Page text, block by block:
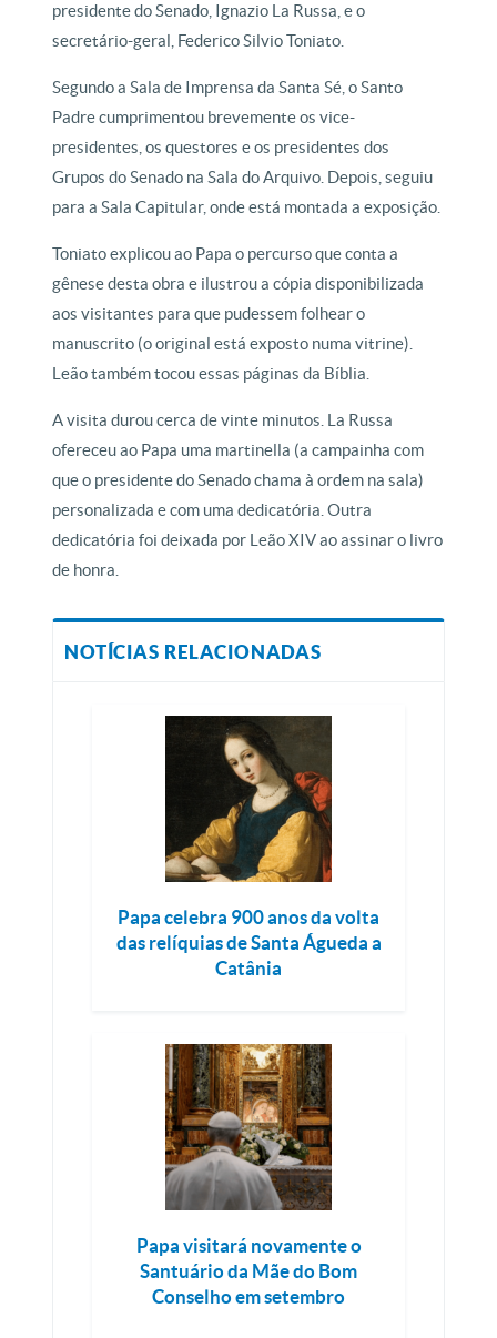
presidente do Senado, Ignazio La Russa, e o
secretário-geral, Federico Silvio Toniato.
Segundo a Sala de Imprensa da Santa Sé, o Santo
Padre cumprimentou brevemente os vice-
presidentes, os questores e os presidentes dos
Grupos do Senado na Sala do Arquivo. Depois, seguiu
para a Sala Capitular, onde está montada a exposição.
Toniato explicou ao Papa o percurso que conta a
gênese desta obra e ilustrou a cópia disponibilizada
aos visitantes para que pudessem folhear o
manuscrito (o original está exposto numa vitrine).
Leão também tocou essas páginas da Bíblia.
A visita durou cerca de vinte minutos. La Russa
ofereceu ao Papa uma martinella (a campainha com
que o presidente do Senado chama à ordem na sala)
personalizada e com uma dedicatória. Outra
dedicatória foi deixada por Leão XIV ao assinar o livro
de honra.
NOTÍCIAS RELACIONADAS
Papa celebra 900 anos da volta
das relíquias de Santa Águeda a
Catânia
Papa visitará novamente o
Santuário da Mãe do Bom
Conselho em setembro